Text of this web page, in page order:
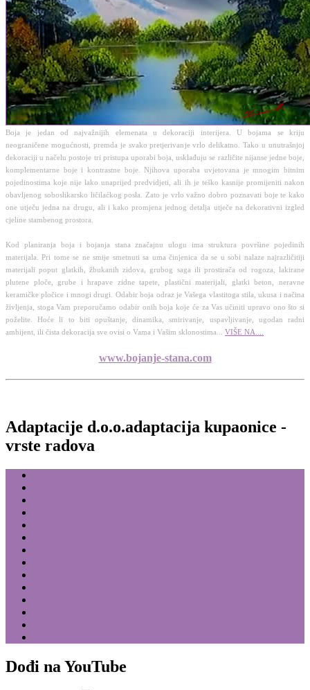
Boja je jedan od najvažnijih elemenata u dekoraciji interijera. U bojama se kriju
neograničene mogućnosti, premda je svako pretjerivanje vrlo delikatno. Tako u unutrašnjoj
dekoraciji u načelu postoje tri pristupa uporabi boja, usklađuju se različite nijanse jedne boje,
komplementarne boje i kontrastne boje. Njihova uporaba uvjetovana je mnogim bitnim
pojedinostima koje nije lako unaprijed predvidjeti, ali ih je teško kasnije promijeniti nakon
obavljenog soboslikarsko ličilaćkog posla. Zato je vrlo važno dobro poznavati boje te kako
one utječu jedna na drugu, ali i kako promjena jednog detalja utječe na dekorativni izgled
cjeline stambenog prostora.
Kod planiranja boja i bojanja stana značajnu ulogu ima struktura površine pojedinih
materijala. Pri tome se ne smije smetnuti sa uma činjenica da se u sobi nalaze najrazličitiji
materijali poput glatkih, žbukanih zidova, grubog saga ili prostirača od rogoza, lakirane
plutene ploče, grube i hrapave zidne tapete, plastični materijali, glatki beton, neravne
keramičke pločice i mnogi drugi. Odabir boja odraz je Vašega vlastitoga stila, ukusa i načina
življenja, stoga Vam preporučamo odabir onih boja koje će za Vas učiniti upravo ono što si
poželite. Hoće li to biti opuštanje, dinamika, smirivanje, uspavljivanje, ugodan radni
ambijent, ili čista dekoracija sve ovisi o Vama i Vašim sklonostima... VIŠE NA....
www.bojanje-stana.com
Adaptacije d.o.o.adaptacija kupaonice -
vrste radova
Dođi na YouTube